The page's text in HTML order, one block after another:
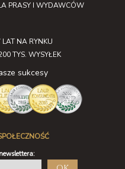
PRASY I WYDAWCÓW
LAT NA RYNKU
TYS. WYSYŁEK
sukcesy